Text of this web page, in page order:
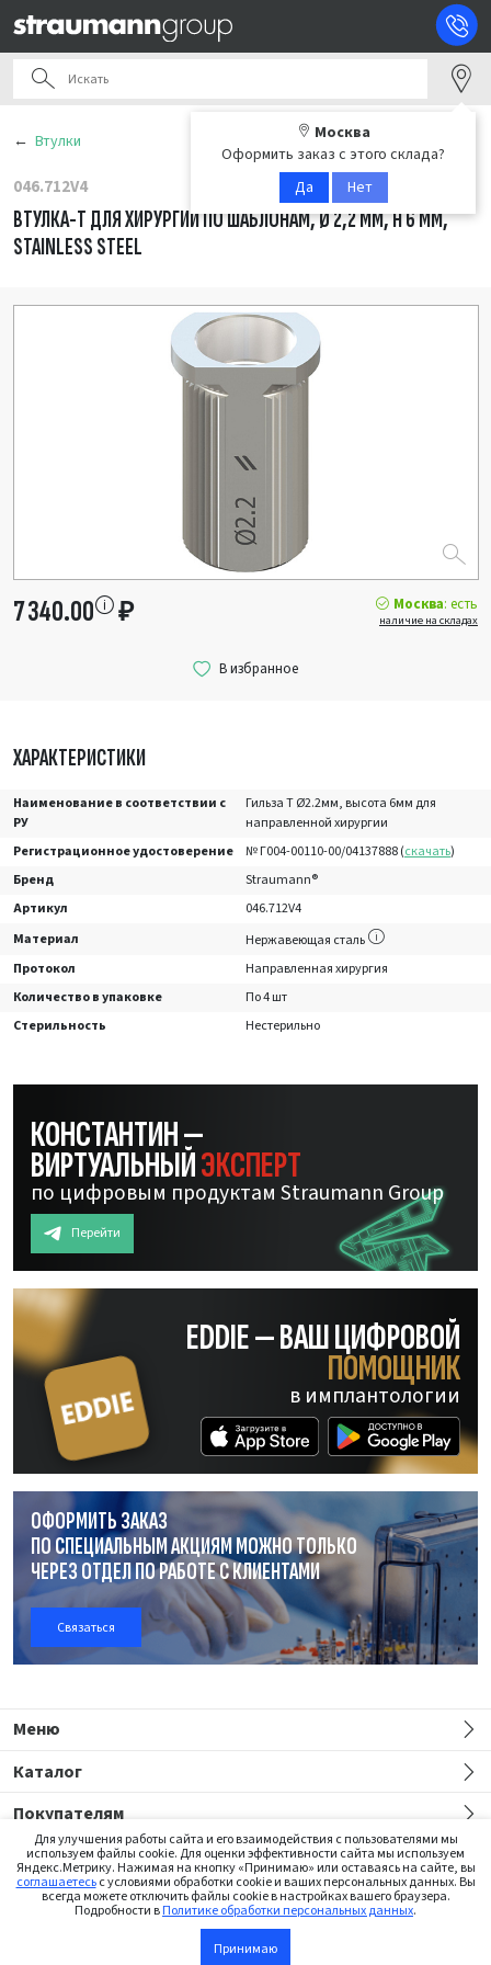
Москва
Оформить заказ с этого склада?
Да
Нет
Втулки
046.712V4
ВТУЛКА-T ДЛЯ ХИРУРГИИ ПО ШАБЛОНАМ, Ø 2,2 ММ, Н 6 ММ,
STAINLESS STEEL
ХАРАКТЕРИСТИКИ
Наименование в соответствии с
РУ
Гильза T Ø2.2мм, высота 6мм для
направленной хирургии
Регистрационное удостоверение
№ Г004-00110-00/04137888 (скачать)
Бренд
Straumann®
Артикул
046.712V4
Материал
Нержавеющая сталь
Протокол
Направленная хирургия
Количество в упаковке
По 4 шт
Стерильность
Нестерильно
7 340.00 ₽ Москва: есть
наличие на складах
В корзину
КОНСТАНТИН —
ВИРТУАЛЬНЫЙЭКСПЕРТ
по цифровым продуктам Straumann Group
Перейти
EDDIE — ВАШ ЦИФРОВОЙ
ПОМОЩНИК
в имплантологии
ОФОРМИТЬ ЗАКАЗ
ПО СПЕЦИАЛЬНЫМ АКЦИЯМ МОЖНО ТОЛЬКО
ЧЕРЕЗ ОТДЕЛПО РАБОТЕС КЛИЕНТАМИ
Связаться
Меню
Каталог
Покупателям
Сайт предназначен только для медицинских работников
©2026 Institut Straumann AG
Для улучшения работы сайта и его взаимодействия с пользователями мы
используем файлы cookie. Для оценки эффективности сайта мы используем
Яндекс.Метрику. Нажимая на кнопку «Принимаю» или оставаясь на сайте, вы
соглашаетесьс условиями обработки cookie и ваших персональных данных. Вы
всегда можете отключить файлы cookie в настройках вашего браузера.
Подробности вПолитике обработки персональных данных.
Принимаю